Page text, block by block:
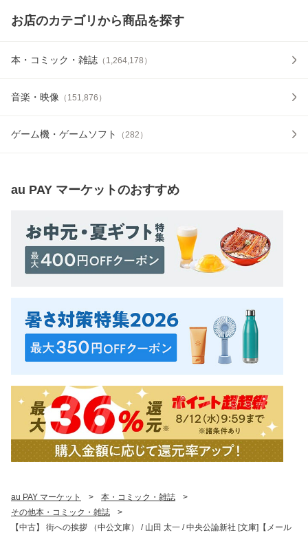
お店のカテゴリから商品を探す
本・コミック・雑誌 （ 1,264,178 ）
音楽・映像 （ 151,876 ）
ゲーム機・ゲームソフト （282 ）
au PAY マーケットのおすすめ
au PAY マーケット > 本・コミック・雑誌
>
その他本・コミック・雑誌
>
【中古】 街への挨拶 （中公文庫） / 山田 太一 / 中央公論新社 [文庫]【メール